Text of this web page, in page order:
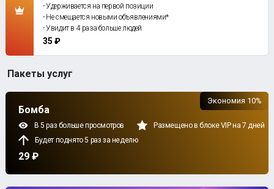
- Удерживается на первой позиции
- Не смещается новыми объявлениями*
- Увидит в 4 раза больше людей
35 ₽
Пакеты услуг
Бомба
В 5 раз больше просмотров
Размещено в блоке VIP на 7 дней
Будет поднято 5 раз за неделю
29 ₽
Экономия 10%